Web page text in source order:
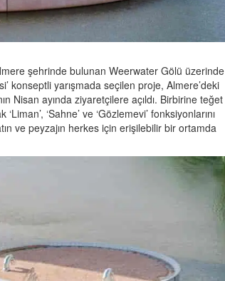
şehrinde bulunan Weerwater Gölü üzerinde
konseptli yarışmada seçilen proje, Almere’deki
Nisan ayında ziyaretçilere açıldı. Birbirine teğet
‘Sahne’ ve ‘Gözlemevi’ fonksiyonlarını
ve peyzajın herkes için erişilebilir bir ortamda